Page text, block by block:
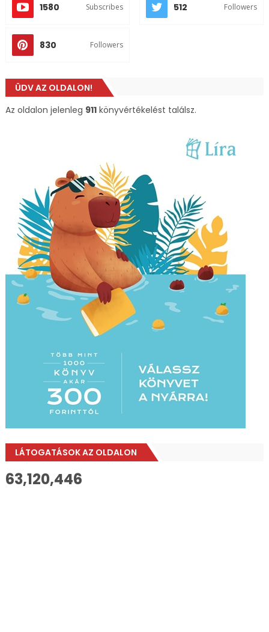
1580 Subscribes 512 Followers
830 Followers
ÜDV AZ OLDALON!
Az oldalon jelenleg 911könyvértékelést találsz.
LÁTOGATÁSOK AZ OLDALON
63,120,446